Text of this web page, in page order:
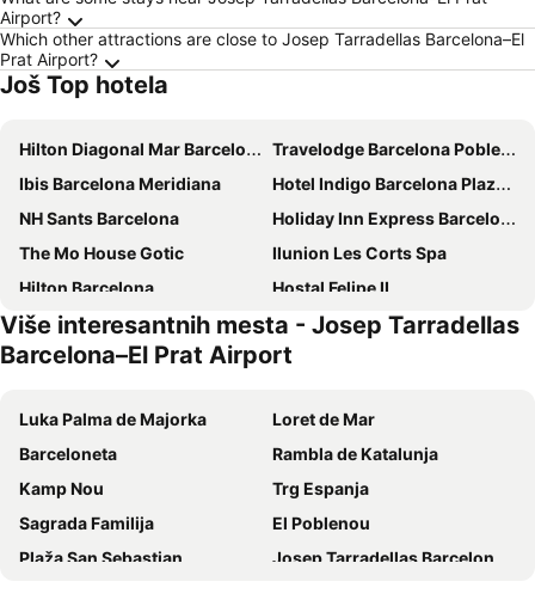
Airport?
Which other attractions are close to Josep Tarradellas Barcelona–El
Prat Airport?
Još Top hotela
Hilton Diagonal Mar Barcelona
Travelodge Barcelona Poblenou
Ibis Barcelona Meridiana
Hotel Indigo Barcelona Plaza Espana By Ihg
NH Sants Barcelona
Holiday Inn Express Barcelona - City 22@ By Ihg
The Mo House Gotic
Ilunion Les Corts Spa
Hilton Barcelona
Hostal Felipe II
NH Barcelona Stadium
ibis Styles Barcelona City Bogatell
Hotel Barceló Raval
NH Barcelona Eixample
Leonardo Royal Hotel Barcelona Forum
Hotel Ilunion Auditori
ibis Styles Barcelona Centre
NH Collection Barcelona Constanza
Barcelo Sants
Aparthotel Atenea Barcelona
Occidental Atenea Mar - Adults only
ibis Barcelona Plaza Glories 22
NH Barcelona Les Corts
Catalonia Park Putxet
Više interesantnih mesta - Josep Tarradellas
Barcelona–El Prat Airport
Luka Palma de Majorka
Loret de Mar
Barceloneta
Rambla de Katalunja
Kamp Nou
Trg Espanja
Sagrada Familija
El Poblenou
Plaža San Sebastian
Josep Tarradellas Barcelona–El Prat Airport